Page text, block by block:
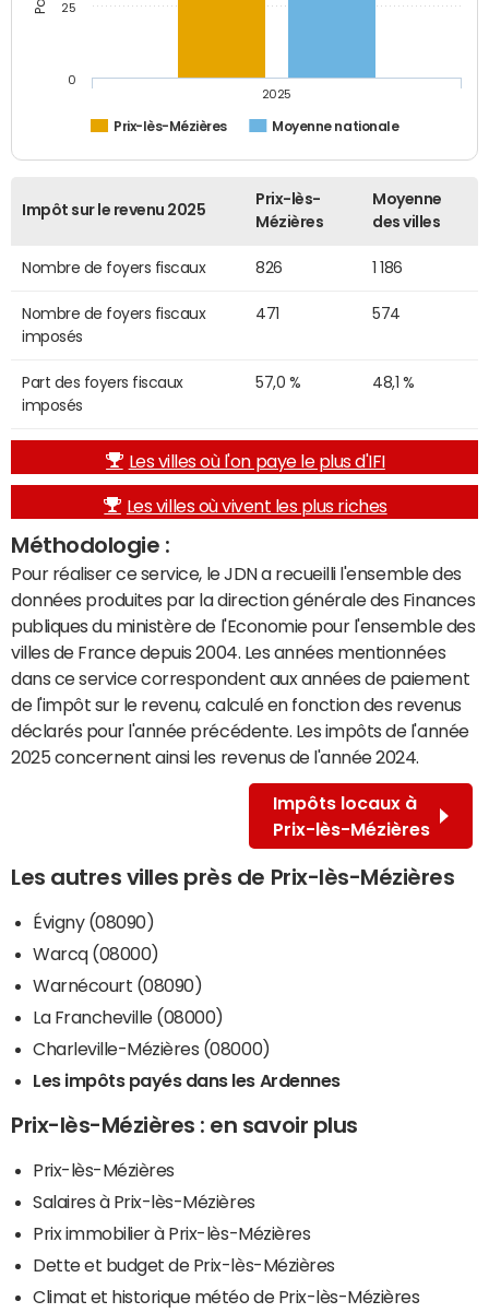
Prix-lès-Mézières Moyenne nationale
2025
0
25
Impôt sur le revenu 2025
Prix-lès-
Mézières
Moyenne
des villes
Nombre de foyers fiscaux 826 1 186
Nombre de foyers fiscaux
imposés
471 574
Part des foyers fiscaux
imposés
57,0 % 48,1 %
Les villes où l'on paye le plus d'IFI
Les villes où vivent les plus riches
Méthodologie :
Pour réaliser ce service, le JDN a recueilli l'ensemble des
données produites par la direction générale des Finances
publiques du ministère de l'Economie pour l'ensemble des
villes de France depuis 2004. Les années mentionnées
dans ce service correspondent aux années de paiement
de l'impôt sur le revenu, calculé en fonction des revenus
déclarés pour l'année précédente. Les impôts de l'année
2025 concernent ainsi les revenus de l'année 2024.
Impôts locaux à
Prix-lès-Mézières
Les autres villes près de Prix-lès-Mézières
Évigny (08090)
Warcq (08000)
Warnécourt (08090)
La Francheville (08000)
Charleville-Mézières (08000)
Les impôts payés dans les Ardennes
Prix-lès-Mézières : en savoir plus
Prix-lès-Mézières
Salaires à Prix-lès-Mézières
Prix immobilier à Prix-lès-Mézières
Dette et budget de Prix-lès-Mézières
Climat et historique météo de Prix-lès-Mézières